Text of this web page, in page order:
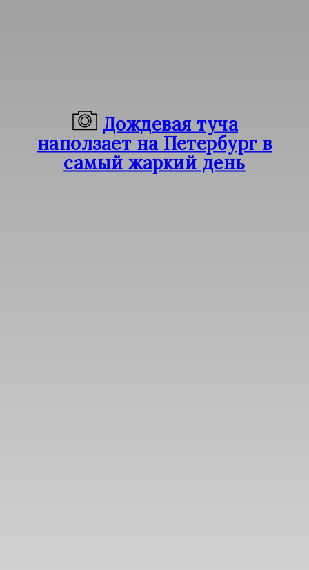
Дождевая туча
наползает на Петербург в
самый жаркий день